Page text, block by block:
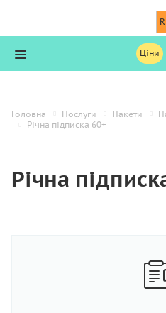
Ціни
Головна Послуги Пакети
Річна підписка 60+
Річна